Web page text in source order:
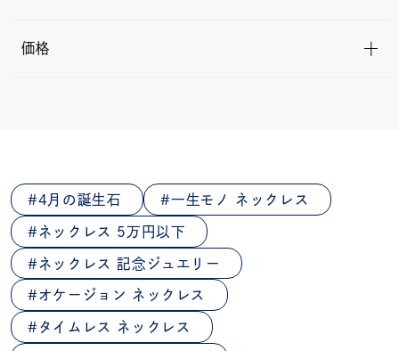
価格
4月の誕生石 一生モノ ネックレス
ネックレス 5万円以下
ネックレス 記念ジュエリー
オケージョン ネックレス
タイムレス ネックレス